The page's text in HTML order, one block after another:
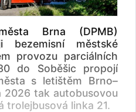
Brna (DPMB)
bezemisní městské
provozu parciálních
do Soběšic propojí
s letištěm Brno–
2026 tak autobusovou
trolejbusová linka 21.